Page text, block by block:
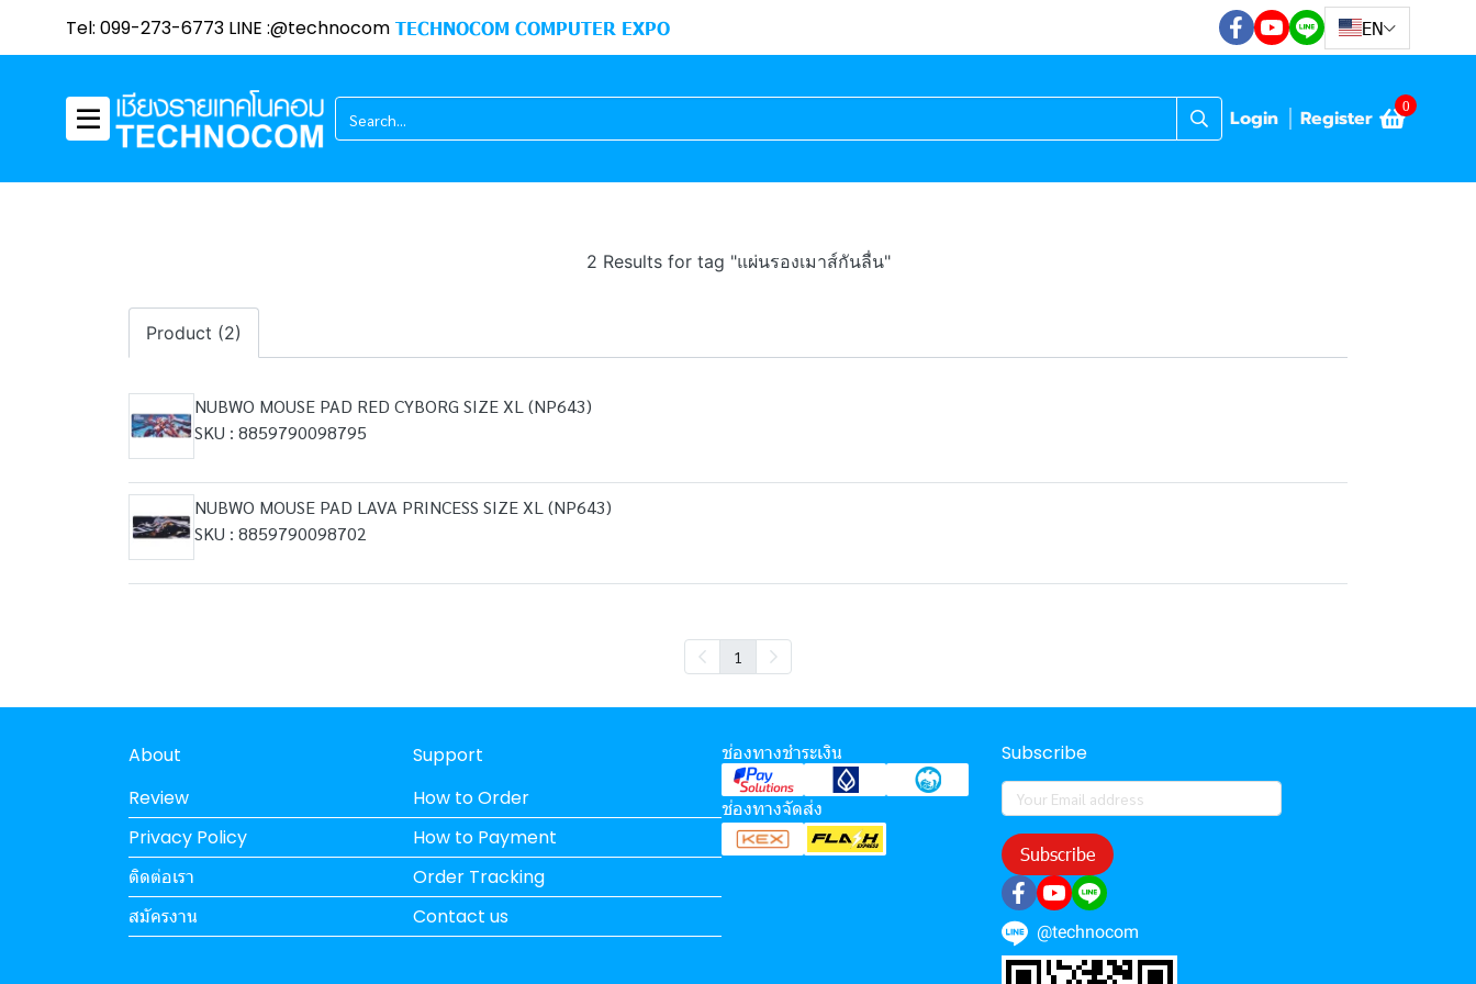
Tel: 099-273-6773 LINE :@technocom TECHNOCOM COMPUTER EXPO EN
Login Register 0
2 Results for tag "แผ่นรองเมาส์กันลื่น"
Product (2)
NUBWO MOUSE PAD RED CYBORG SIZE XL (NP643)
SKU : 8859790098795
NUBWO MOUSE PAD LAVA PRINCESS SIZE XL (NP643)
SKU : 8859790098702
1
About
Review
Privacy Policy
ติดต่อเรา
สมัครงาน
Support
How to Order
How to Payment
Order Tracking
Contact us
ช่องทางชำระเงิน
ช่องทางจัดส่ง
Subscribe
Subscribe
@technocom